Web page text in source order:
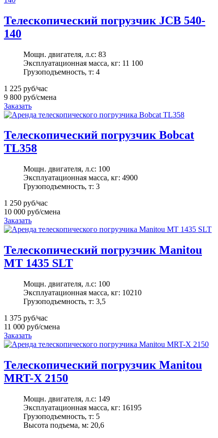
Телескопический погрузчик JCB 540-
140
Мощн. двигателя, л.с: 83
Эксплуатационная масса, кг: 11 100
Грузоподъемность, т: 4
1 225 руб/час
9 800 руб/смена
Заказать
Телескопический погрузчик Bobcat
TL358
Мощн. двигателя, л.с: 100
Эксплуатационная масса, кг: 4900
Грузоподъемность, т: 3
1 250 руб/час
10 000 руб/смена
Заказать
Телескопический погрузчик Manitou
MT 1435 SLT
Мощн. двигателя, л.с: 100
Эксплуатационная масса, кг: 10210
Грузоподъемность, т: 3,5
1 375 руб/час
11 000 руб/смена
Заказать
Телескопический погрузчик Manitou
MRT-X 2150
Мощн. двигателя, л.с: 149
Эксплуатационная масса, кг: 16195
Грузоподъемность, т: 5
Высота подъема, м: 20,6